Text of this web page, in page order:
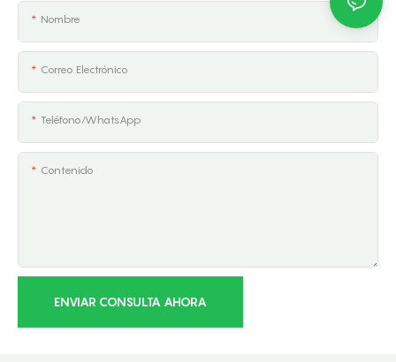
Nombre
Correo Electrónico
Teléfono/WhatsApp
Contenido
ENVIAR CONSULTA AHORA